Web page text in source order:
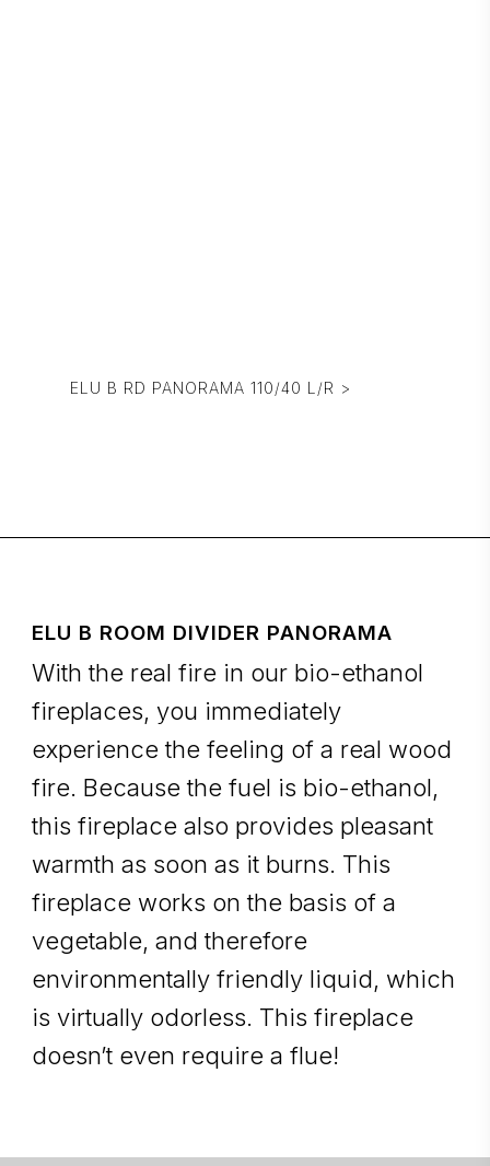
ELU B RD PANORAMA 110/40 L/R >
ELU B ROOM DIVIDER PANORAMA
With the real fire in our bio-ethanol
fireplaces, you immediately
experience the feeling of a real wood
fire. Because the fuel is bio-ethanol,
this fireplace also provides pleasant
warmth as soon as it burns. This
fireplace works on the basis of a
vegetable, and therefore
environmentally friendly liquid, which
is virtually odorless. This fireplace
doesn’t even require a flue!